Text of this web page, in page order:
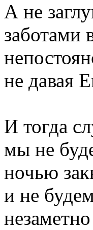
А не
заботами
не давая
И тогда
мы не
ночью
и не